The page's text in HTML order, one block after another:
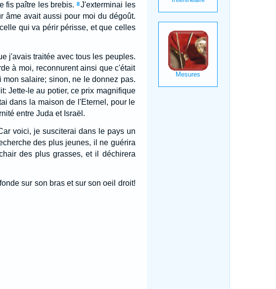
fis paître les brebis. 8J'exterminai les
âme avait aussi pour moi du dégoût.
qui va périr périsse, et que celles
j'avais traitée avec tous les peuples.
à moi, reconnurent ainsi que c'était
salaire; sinon, ne le donnez pas.
Jette-le au potier, ce prix magnifique
dans la maison de l'Eternel, pour le
entre Juda et Israël.
voici, je susciterai dans le pays un
des plus jeunes, il ne guérira
des plus grasses, et il déchirera
sur son bras et sur son oeil droit!